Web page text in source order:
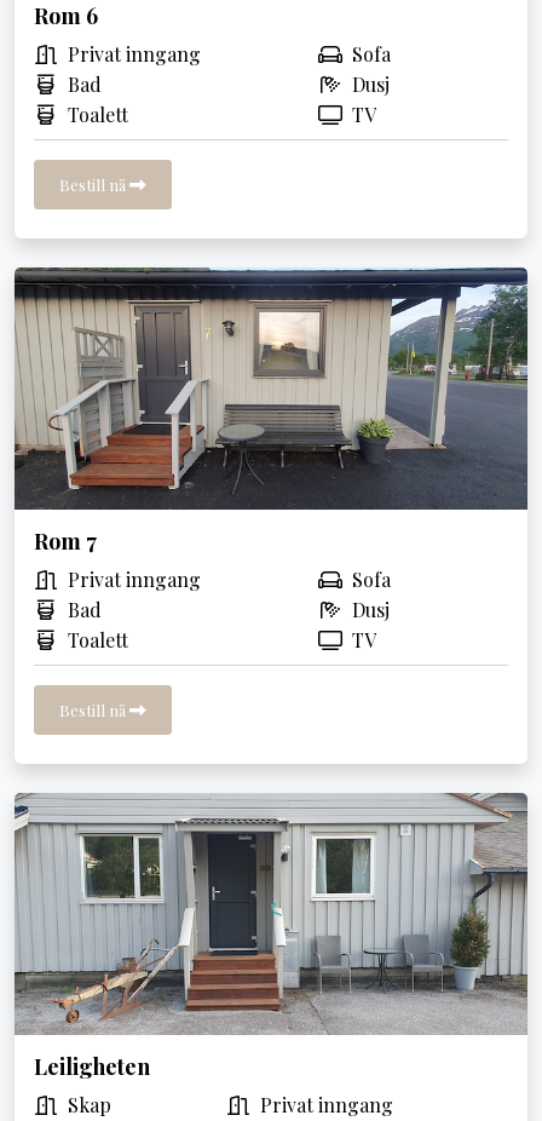
Rom 6
Privat inngang
Sofa
Bad
Dusj
Toalett
TV
Bestill nå
Rom 7
Privat inngang
Sofa
Bad
Dusj
Toalett
TV
Bestill nå
Leiligheten
Skap
Privat inngang